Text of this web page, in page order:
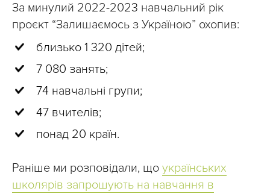
За минулий 2022-2023 навчальний рік
проєкт “Залишаємось з Україною” охопив:
близько 1 320 дітей;
7 080 занять;
74 навчальні групи;
47 вчителів;
понад 20 країн.
Раніше ми розповідали, що українських
школярів запрошують на навчання в